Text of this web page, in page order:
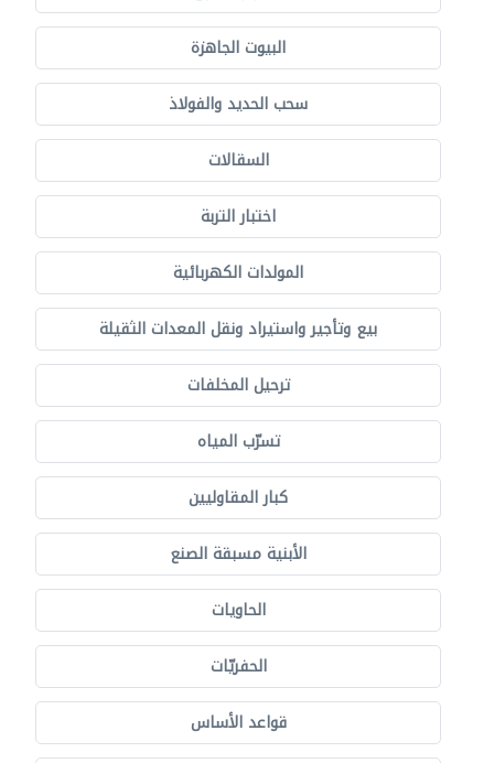
البيوت الجاهزة
سحب الحديد والفولاذ
السقالات
اختبار التربة
المولدات الكهربائية
بيع وتأجير واستيراد ونقل المعدات الثقيلة
ترحيل المخلفات
تسرّب المياه
كبار المقاوليين
الأبنية مسبقة الصنع
الحاويات
الحفريّات
قواعد الأساس